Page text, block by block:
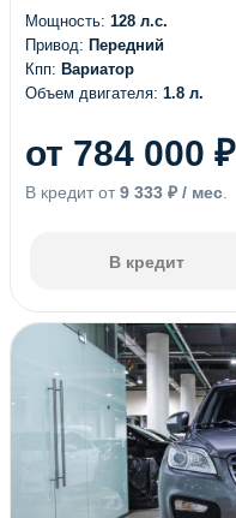
Мощность: 128 л.с.
Привод: Передний
Кпп: Вариатор
Объем двигателя: 1.8 л.
от 784 000 ₽
В кредит от 9 333 ₽ / мес
В кредит